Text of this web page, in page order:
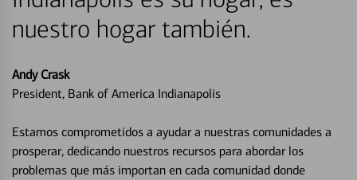
nuestro hogar también.
Andy Crask
President, Bank of America Indianapolis
Estamos comprometidos a ayudar a nuestras comunidades a
prosperar, dedicando nuestros recursos para abordar los
problemas que más importan en cada comunidad donde